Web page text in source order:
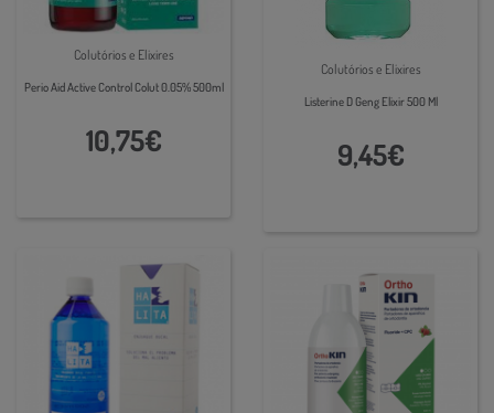
Colutórios e Elixires
Perio Aid Active Control Colut 0.05% 500ml
10,75€
Colutórios e Elixires
Listerine D Geng Elixir 500 Ml
9,45€